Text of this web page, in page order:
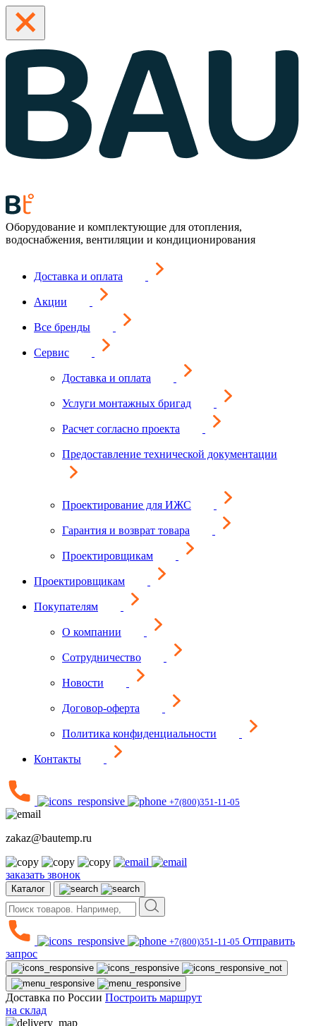
Оборудование и комплектующие для отопления,
водоснабжения, вентиляции и кондиционирования
Доставка и оплата
Акции
Все бренды
Сервис
Доставка и оплата
Услуги монтажных бригад
Расчет согласно проекта
Предоставление технической документации
Проектирование для ИЖС
Гарантия и возврат товара
Проектировщикам
Проектировщикам
Покупателям
О компании
Сотрудничество
Новости
Договор-оферта
Политика конфиденциальности
Контакты
+7(800)351-11-05
zakaz@bautemp.ru
заказать звонок
Каталог
+7(800)351-11-05 Отправить
запрос
Доставка по России Построить маршрут
на склад